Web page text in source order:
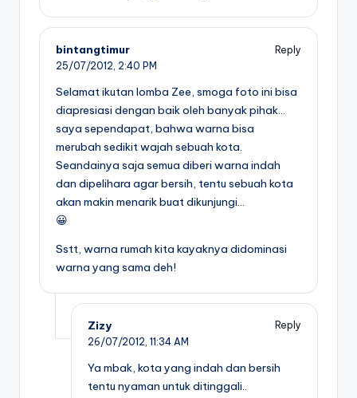
bintangtimur
Reply
25/07/2012, 2:40 PM
Selamat ikutan lomba Zee, smoga foto ini bisa
diapresiasi dengan baik oleh banyak pihak…
saya sependapat, bahwa warna bisa
merubah sedikit wajah sebuah kota.
Seandainya saja semua diberi warna indah
dan dipelihara agar bersih, tentu sebuah kota
akan makin menarik buat dikunjungi…
😀
Sstt, warna rumah kita kayaknya didominasi
warna yang sama deh!
Zizy
Reply
26/07/2012, 11:34 AM
Ya mbak, kota yang indah dan bersih
tentu nyaman untuk ditinggali..